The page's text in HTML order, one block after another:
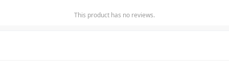
This product has no reviews.